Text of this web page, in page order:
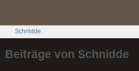
Schnidde
Beiträge von Schnidde